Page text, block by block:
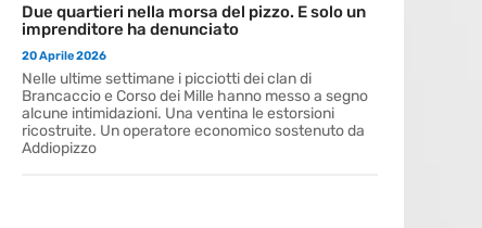
Due quartieri nella morsa del pizzo. E solo un
imprenditore ha denunciato
20 Aprile 2026
Nelle ultime settimane i picciotti dei clan di
Brancaccio e Corso dei Mille hanno messo a segno
alcune intimidazioni. Una ventina le estorsioni
ricostruite. Un operatore economico sostenuto da
Addiopizzo